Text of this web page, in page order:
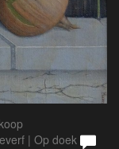
| Op doek